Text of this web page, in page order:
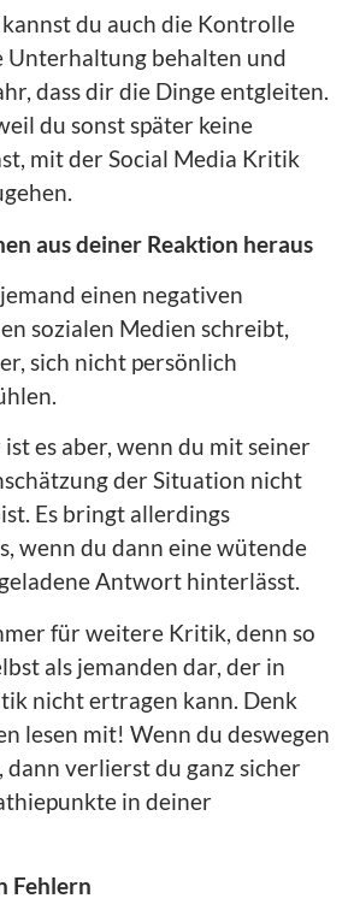
du auch die Kontrolle
Unterhaltung behalten und
dass dir die Dinge entgleiten.
du sonst später keine
mit der Social Media Kritik
aus deiner Reaktion heraus
einen negativen
sozialen Medien schreibt,
sich nicht persönlich
es aber, wenn du mit seiner
der Situation nicht
Es bringt allerdings
wenn du dann eine wütende
Antwort hinterlässt.
für weitere Kritik, denn so
als jemanden dar, der in
nicht ertragen kann. Denk
lesen mit! Wenn du deswegen
dann verlierst du ganz sicher
in deiner
Fehlern